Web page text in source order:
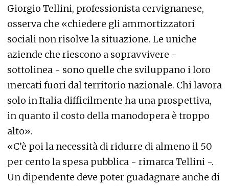
Giorgio Tellini, professionista cervignanese,
osserva che «chiedere gli ammortizzatori
sociali non risolve la situazione. Le uniche
aziende che riescono a sopravvivere -
sottolinea - sono quelle che sviluppano i loro
mercati fuori dal territorio nazionale. Chi lavora
solo in Italia difficilmente ha una prospettiva,
in quanto il costo della manodopera è troppo
alto».
«C’è poi la necessità di ridurre di almeno il 50
per cento la spesa pubblica - rimarca Tellini -.
Un dipendente deve poter guadagnare anche di